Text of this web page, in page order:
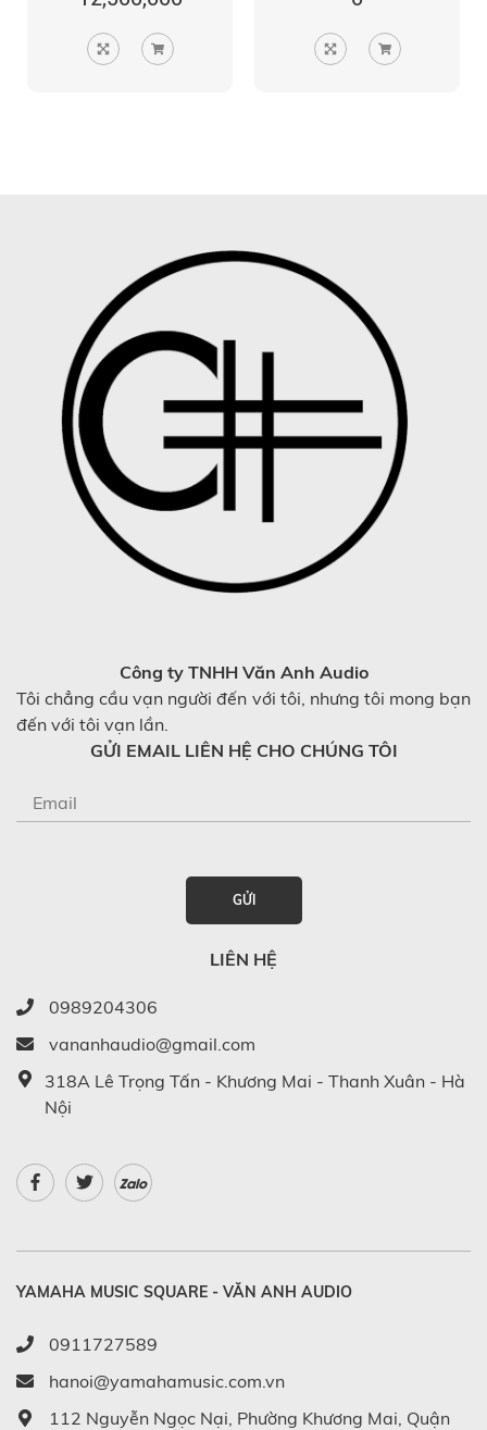
Công ty TNHH Văn Anh Audio
Tôi chẳng cầu vạn người đến với tôi, nhưng tôi mong bạn
đến với tôi vạn lần.
GỬI EMAIL LIÊN HỆ CHO CHÚNG TÔI
GỬI
LIÊN HỆ
0989204306
vananhaudio@gmail.com
318A Lê Trọng Tấn - Khương Mai - Thanh Xuân - Hà
Nội
Zalo
YAMAHA MUSIC SQUARE - VĂN ANH AUDIO
0911727589
hanoi@yamahamusic.com.vn
112 Nguyễn Ngọc Nại, Phường Khương Mai, Quận